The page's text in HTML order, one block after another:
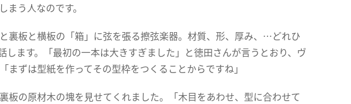
う人なのです。
裏板と横板の「箱」に弦を張る擦弦楽器。材質、形、厚み、…どれひ
ます。「最初の一本は大きすぎました」と徳田さんが言うとおり、ヴ
ずは型紙を作ってその型枠をつくることからですね」
板の原材木の塊を見せてくれました。「木目をあわせ、型に合わせて